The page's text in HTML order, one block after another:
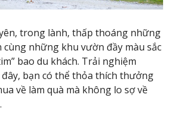
trong lành, thấp thoáng những
những khu vườn đầy màu sắc
bao du khách. Trải nghiệm
bạn có thể thỏa thích thưởng
về làm quà mà không lo sợ về